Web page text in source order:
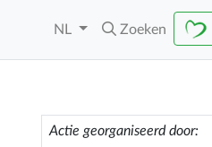
NL Zoeken
Actie georganiseerd door: